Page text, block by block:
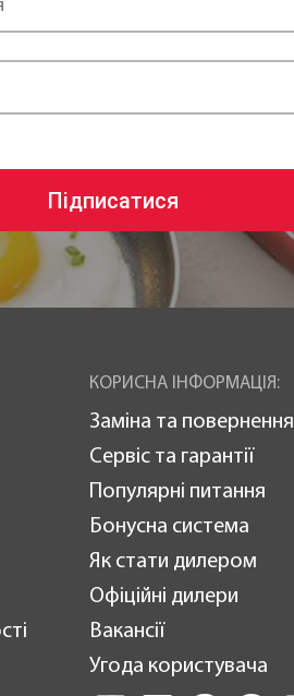
Підписатися
КОРИСНА ІНФОРМАЦІЯ:
Заміна та повернення
Сервіс та гарантії
Популярні питання
Бонусна система
Як стати дилером
Офіційні дилери
Вакансії
Угода користувача